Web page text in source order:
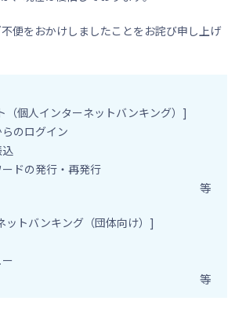
便をおかけしましたことをお詫び申し上げ
（個人インターネットバンキング）]
のログイン
込
ドの発行・再発行
ットバンキング（団体向け）]